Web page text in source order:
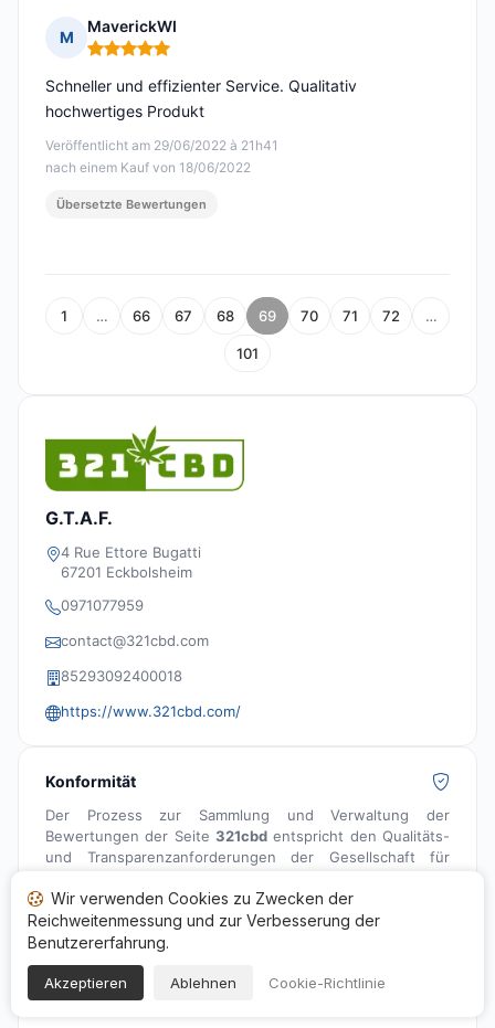
M
MaverickWI
Hinweis: 5 von 5
Veröffentlicht am 29/06/2022 à 21h41
nach einem Kauf von 18/06/2022
Schneller und effizienter Service. Qualitativ
hochwertiges Produkt
Übersetzte Bewertungen
1 … 66 67 68 69 70 71 72 …
101
G.T.A.F.
4 Rue Ettore Bugatti
67201 Eckbolsheim
0971077959
contact@321cbd.com
85293092400018
https://www.321cbd.com/
Konformität
Der Prozess zur Sammlung und Verwaltung der
Bewertungen der Seite 321cbd entspricht den Qualitäts-
und Transparenzanforderungen der Gesellschaft für
Verbrauchergesetzes.
Nicolas Duval, Präsident der
Wir verwenden Cookies zu Zwecken der
Reichweitenmessung und zur Verbesserung der
Benutzererfahrung.
Akzeptieren Ablehnen Cookie-Richtlinie